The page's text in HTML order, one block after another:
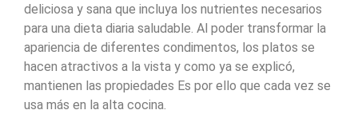
deliciosa y sana que incluya los nutrientes necesarios
para una dieta diaria saludable. Al poder transformar la
apariencia de diferentes condimentos, los platos se
hacen atractivos a la vista y como ya se explicó,
mantienen las propiedades Es por ello que cada vez se
usa más en la alta cocina.